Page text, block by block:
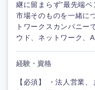
継に留まらず”最先端
市場そのものを一緒に
トワークスカンパニー
ウド、ネットワーク、
経験・資格
【必須】 ・法人営業